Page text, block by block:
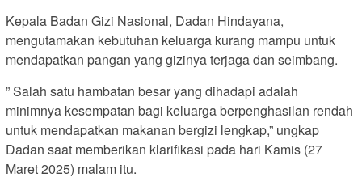
Kepala Badan Gizi Nasional, Dadan Hindayana,
mengutamakan kebutuhan keluarga kurang mampu untuk
mendapatkan pangan yang gizinya terjaga dan seimbang.
” Salah satu hambatan besar yang dihadapi adalah
minimnya kesempatan bagi keluarga berpenghasilan rendah
untuk mendapatkan makanan bergizi lengkap,” ungkap
Dadan saat memberikan klarifikasi pada hari Kamis (27
Maret 2025) malam itu.